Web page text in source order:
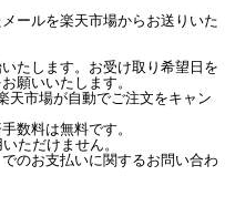
ールを楽天市場からお送りいた
たします。お受け取り希望日を
願いいたします。
天市場が自動でご注文をキャン
数料は無料です。
ただけません。
のお支払いに関するお問い合わ